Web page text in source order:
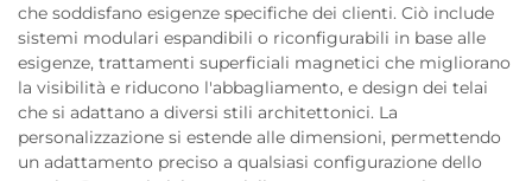
che soddisfano esigenze specifiche dei clienti. Ciò include
sistemi modulari espandibili o riconfigurabili in base alle
esigenze, trattamenti superficiali magnetici che migliorano
la visibilità e riducono l'abbagliamento, e design dei telai
che si adattano a diversi stili architettonici. La
personalizzazione si estende alle dimensioni, permettendo
un adattamento preciso a qualsiasi configurazione dello